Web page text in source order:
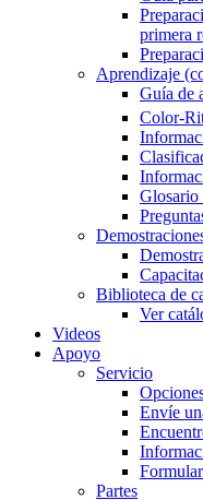
primera
Aprendizaje
Guía de
Color-
Glosario
Biblioteca de
Ver
Videos
Apoyo
Servicio
Envíe
Partes